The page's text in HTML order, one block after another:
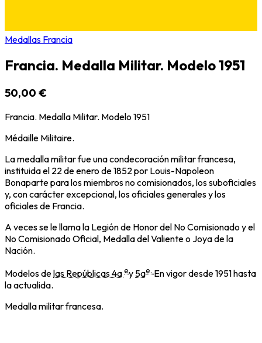
Medallas Francia
Francia. Medalla Militar. Modelo 1951
50,00 €
Francia. Medalla Militar. Modelo 1951
Médaille Militaire.
La medalla militar fue una condecoración militar francesa,
instituida el 22 de enero de 1852 por Louis-Napoleon
Bonaparte para los miembros no comisionados, los suboficiales
y, con carácter excepcional, los oficiales generales y los
oficiales de Francia.
A veces se le llama la Legión de Honor del No Comisionado y el
No Comisionado Oficial, Medalla del Valiente o Joya de la
Nación.
Modelos delas Repúblicas 4aey 5ae. En vigor desde 1951 hasta
la actualida.
Medalla militar francesa.